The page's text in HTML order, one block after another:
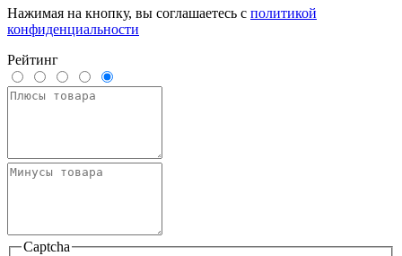
Нажимая на кнопку, вы соглашаетесь с политикой
конфиденциальности
Рейтинг
Captcha